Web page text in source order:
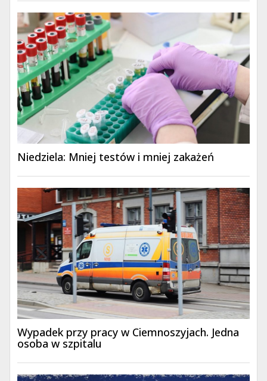
Niedziela: Mniej testów i mniej zakażeń
Wypadek przy pracy w Ciemnoszyjach. Jedna
osoba w szpitalu